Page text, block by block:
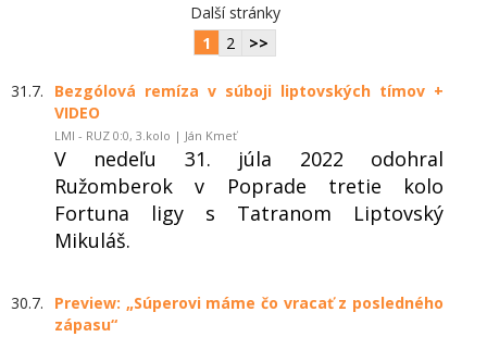
Další stránky
1
2 >>
31.7.
Bezgólová remíza v súboji liptovských tímov +
VIDEO
LMI - RUZ 0:0, 3.kolo | Ján Kmeť
V nedeľu 31. júla 2022 odohral
Ružomberok v Poprade tretie kolo
Fortuna ligy s Tatranom Liptovský
Mikuláš.
30.7.
Preview: „Súperovi máme čo vracať z posledného
zápasu“